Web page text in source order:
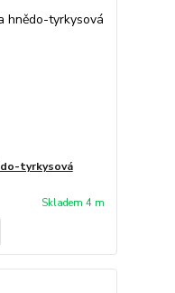
tyrkysová
Skladem 4 m